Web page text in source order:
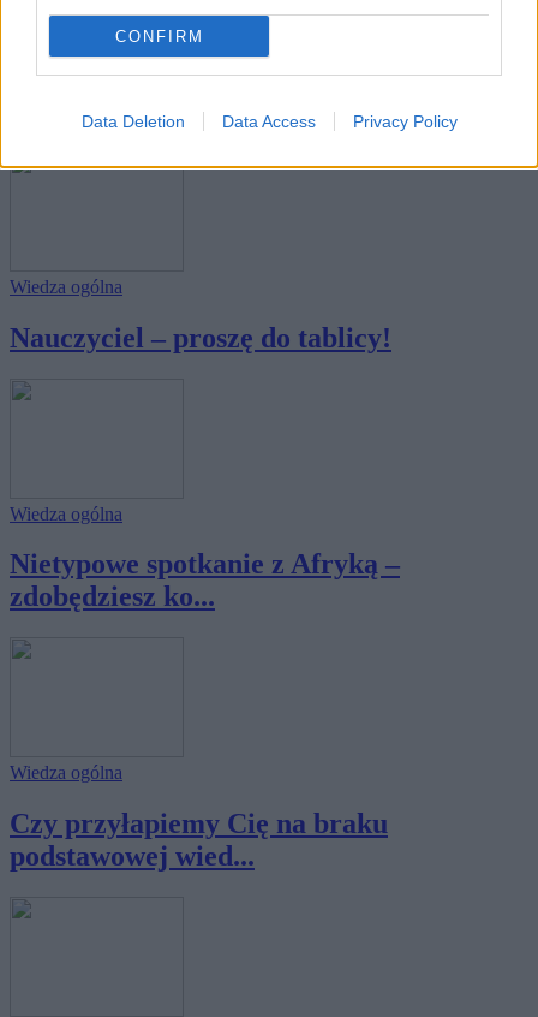
CONFIRM
Data Deletion Data Access Privacy Policy
Wiedza ogólna
W tym quizie możesz popełnić nawet 3
błędy, a...
Wiedza ogólna
Nauczyciel – proszę do tablicy!
Wiedza ogólna
Nietypowe spotkanie z Afryką –
zdobędziesz ko...
Wiedza ogólna
Czy przyłapiemy Cię na braku
podstawowej wied...